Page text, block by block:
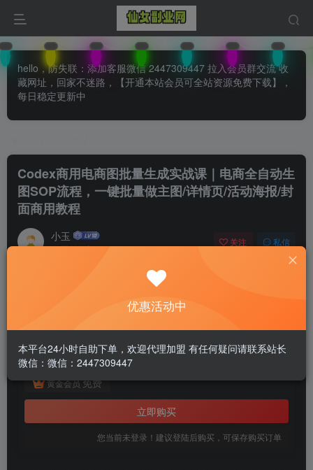
hello，防失联：添加客服微信 2447309447 拉入会员群交流 收
藏网址，回家不迷路，【开通本站会员可全站资源免费下载】，
每日稳定更新中
Codex商用电商图批量生成实战课｜电商全自动生
图SOP流程，一键批量做主图/详情页/活动海报/封
面商用教程
小玉
31天前更新
关注 私信
￥1.99
黄金会员免费
立即购买
您当前未登录！建议登陆后购买，可保存购买订单
优惠活动中
本平台24小时自助下单，欢迎代理加盟 有任何疑问请联系站长
微信：微信：2447309447